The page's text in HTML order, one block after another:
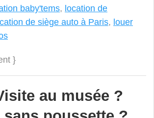
baby'tems, location de
de siège auto à Paris, louer
}
au musée ?